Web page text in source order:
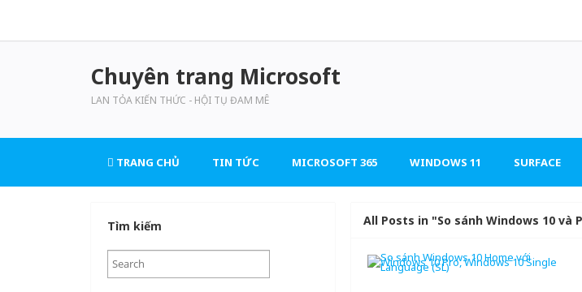
Chuyên trang Microsoft
LAN TỎA KIẾN THỨC - HỘI TỤ ĐAM MÊ
TRANG CHỦ TIN TỨC MICROSOFT 365 WINDOWS 11 SURFACE
All Posts in "So sánh Windows 10 và
Tìm kiếm